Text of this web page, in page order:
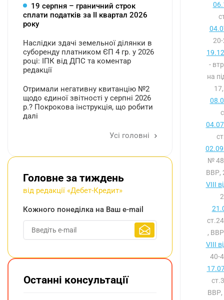
-
на
№
ВВР,
VIII
,
VIII
40-
ВВР,
19 серпня – граничний строк
сплати податків за ІI квартал 2026
року
Наслідки здачі земельної ділянки в
суборенду платником ЄП 4 гр. у 2026
році: ІПК від ДПС та коментар
редакції
Отримали негативну квитанцію №2
щодо єдиної звітності у серпні 2026
р.? Покрокова інструкція, що робити
далі
Усі головні
Головне за тиждень
від редакції «Дебет-Кредит»
Кожного понеділка на Ваш e-mail
Останні консультації